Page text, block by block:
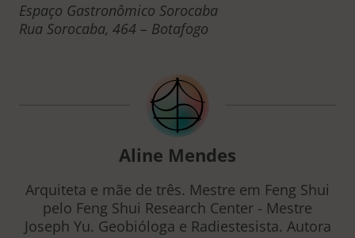
Espaço Gastronômico Sorocaba
Rua Sorocaba, 464 – Botafogo
Aline Mendes
Arquiteta e mãe de três. Mestre em Feng Shui
pelo Feng Shui Research Center - Mestre
Joseph Yu. Geobióloga e Radiestesista. Autora